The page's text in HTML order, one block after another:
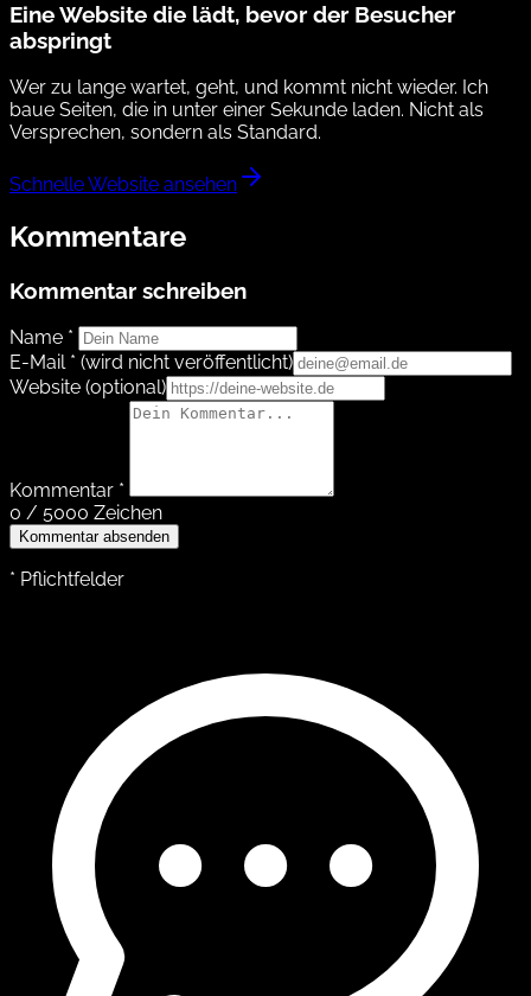
Eine Website die lädt, bevor der Besucher
abspringt
Wer zu lange wartet, geht, und kommt nicht wieder. Ich
baue Seiten, die in unter einer Sekunde laden. Nicht als
Versprechen, sondern als Standard.
Schnelle Website ansehen
Kommentare
Kommentar schreiben
Name *
E-Mail * (wird nicht veröffentlicht)
Website (optional)
Kommentar *
0 / 5000 Zeichen
Kommentar absenden
* Pflichtfelder